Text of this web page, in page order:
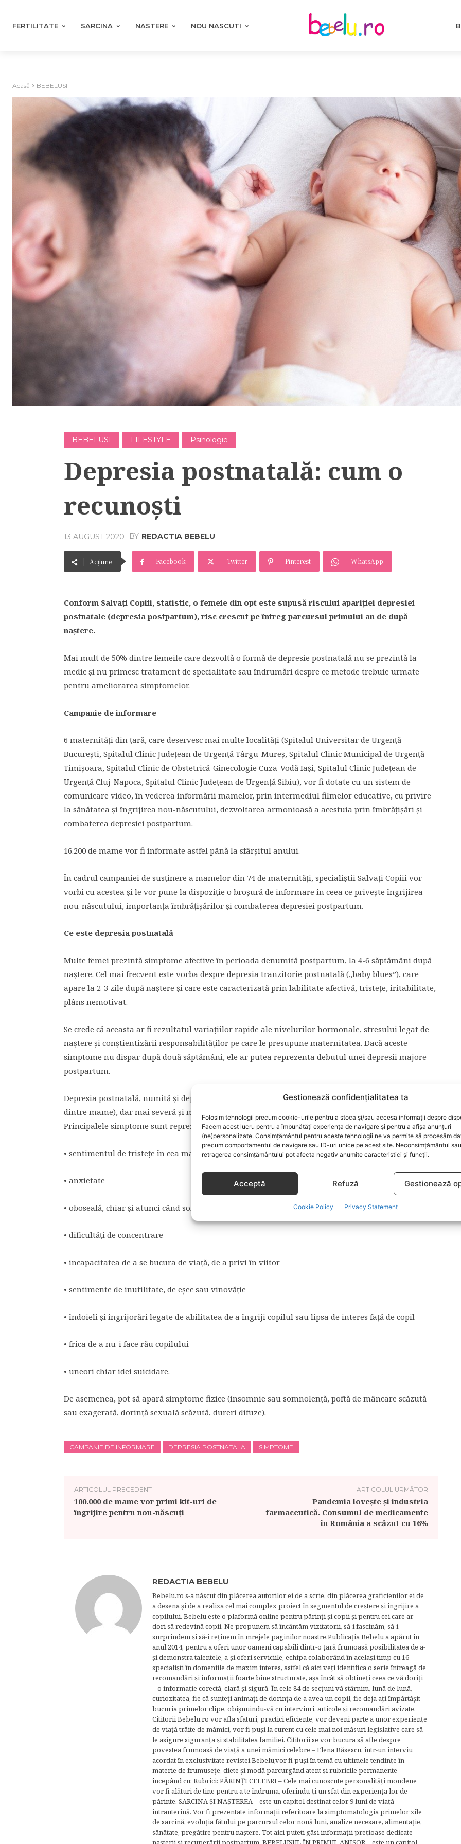
Gestionează confidențialitatea ta
Folosim tehnologii precum cookie-urile pentru a stoca și/sau accesa informații despre
Facem acest lucru pentru a îmbunătăți experiența de navigare și pentru a afișa anunțuri
(ne)personalizate. Consimțământul pentru aceste tehnologii ne va permite să procesăm
precum comportamentul de navigare sau ID-uri unice pe acest site. Neconsimțământul sau
retragerea consimțământului pot afecta negativ anumite caracteristici și funcții.
Acceptă Refuză Gestionează
Cookie Policy Privacy Statement
FERTILITATE SARCINA NASTERE NOU NASCUTI
Acasă BEBELUSI
BEBELUSI LIFESTYLE Psihologie
Depresia postnatală: cum o
recunoști
13 AUGUST 2020 BY REDACTIA BEBELU
Acțiune Facebook Twitter Pinterest WhatsApp
Conform Salvați Copiii, statistic, o femeie din opt este supusă riscului apariției depresiei
postnatale (depresia postpartum), risc crescut pe întreg parcursul primului an de după
naștere.
Mai mult de 50% dintre femeile care dezvoltă o formă de depresie postnatală nu se prezintă la
medic și nu primesc tratament de specialitate sau îndrumări despre ce metode trebuie urmate
pentru ameliorarea simptomelor.
Campanie de informare
6 maternități din țară, care deservesc mai multe localități (Spitalul Universitar de Urgență
București, Spitalul Clinic Județean de Urgență Târgu-Mureș, Spitalul Clinic Municipal de Urgență
Timișoara, Spitalul Clinic de Obstetrică-Ginecologie Cuza-Vodă Iași, Spitalul Clinic Județean de
Urgență Cluj-Napoca, Spitalul Clinic Județean de Urgență Sibiu), vor fi dotate cu un sistem de
comunicare video, în vederea informării mamelor, prin intermediul filmelor educative, cu privire
la sănătatea și îngrijirea nou-născutului, dezvoltarea armonioasă a acestuia prin îmbrățișări și
combaterea depresiei postpartum.
16.200 de mame vor fi informate astfel până la sfârșitul anului.
În cadrul campaniei de susținere a mamelor din 74 de maternități, specialiștii Salvați Copiii vor
vorbi cu acestea și le vor pune la dispoziție o broșură de informare în ceea ce privește îngrijirea
nou-născutului, importanța îmbrățișărilor și combaterea depresiei postpartum.
Ce este depresia postnatală
Multe femei prezintă simptome afective în perioada denumită postpartum, la 4-6 săptămâni după
naştere. Cel mai frecvent este vorba despre depresia tranzitorie postnatală („baby blues”), care
apare la 2-3 zile după naştere şi care este caracterizată prin labilitate afectivă, tristeţe, iritabilitate,
plâns nemotivat.
Se crede că aceasta ar fi rezultatul variaţiilor rapide ale nivelurilor hormonale, stresului legat de
naştere şi conştientizării responsabilităţilor pe care le presupune maternitatea. Dacă aceste
simptome nu dispar după două săptămâni, ele ar putea reprezenta debutul unei depresii majore
postpartum.
Depresia postnatală, numită şi depresie postpartum, este mai puţin frecventă (aproximativ 10-15%
dintre mame), dar mai severă şi mai îndelungată decât depresia tranzitorie postnatală.
Principalele simptome sunt reprezentate de:
• sentimentul de tristeţe în cea mai mare parte a timpului
• anxietate
• oboseală, chiar şi atunci când somnul este suficient
• dificultăţi de concentrare
• incapacitatea de a se bucura de viaţă, de a privi în viitor
• sentimente de inutilitate, de eşec sau vinovăţie
• îndoieli şi îngrijorări legate de abilitatea de a îngriji copilul sau lipsa de interes faţă de copil
• frica de a nu-i face rău copilului
• uneori chiar idei suicidare.
De asemenea, pot să apară simptome fizice (insomnie sau somnolenţă, poftă de mâncare scăzută
sau exagerată, dorinţă sexuală scăzută, dureri difuze).
CAMPANIE DE INFORMARE DEPRESIA POSTNATALA SIMPTOME
ARTICOLUL PRECEDENT
100.000 de mame vor primi kit-uri de
îngrijire pentru nou-născuți
ARTICOLUL URMĂTOR
Pandemia lovește și industria
farmaceutică. Consumul de medicamente
în România a scăzut cu 16%
REDACTIA BEBELU
Bebelu.ro s-a născut din plăcerea autorilor ei de a scrie, din plăcerea graficienilor ei de
a desena şi de a realiza cel mai complex proiect în segmentul de creştere şi îngrijire a
copilului. Bebelu este o plaformă online pentru părinţi şi copii şi pentru cei care ar
dori să redevină copii. Ne propunem să încântăm vizitatorii, să-i fascinăm, să-i
surprindem şi să-i reţinem în mrejele paginilor noastre.​ Publicația Bebelu a apărut în
anul 2014, pentru a oferi unor oameni capabili dintr-o ţară frumoasă posibilitatea de a-
şi demonstra talentele, a-şi oferi serviciile, echipa colaborând în acelaşi timp cu 16
specialişti în domeniile de maxim interes, astfel că aici veţi identifica o serie întreagă de
recomandări şi informaţii foarte bine structurate, aşa încât să obtineţi ceea ce vă doriţi
– o informaţie corectă, clară şi sigură. În cele 84 de secțuni vă stârnim, lună de lună,
curiozitatea, fie că sunteţi animaţi de dorinţa de a avea un copil, fie deja aţi împărtăşit
bucuria primelor clipe, obişnuindu-vă cu interviuri, articole şi recomandări avizate.
Cititorii Bebelu.ro vor afla sfaturi, practici eficiente, vor deveni parte a unor experienţe
de viaţă trăite de mămici, vor fi puşi la curent cu cele mai noi măsuri legislative care să
le asigure siguranţa şi stabilitatea familiei. Cititorii se vor bucura să afle despre
povestea frumoasă de viață a unei mămici celebre – Elena Băsescu, într-un interviu
acordat în exclusivitate revistei Bebelu,vor fi puşi în temă cu ultimele tendinţe în
materie de frumuseţe, diete şi modă parcurgând atent şi rubricile permanente
începând cu: Rubrici: PĂRINŢI CELEBRI – Cele mai cunoscute personalităţi mondene
vor fi alături de tine pentru a te îndruma, oferindu-ţi un sfat din experienţa lor de
părinte. SARCINA ŞI NAŞTEREA – este un capitol destinat celor 9 luni de viaţă
intrauterină. Vor fi prezentate informaţii referitoare la simptomatologia primelor zile
de sarcină, evoluţia fătului pe parcursul celor nouă luni, analize necesare, alimentaţie,
sănătate, pregătire pentru naştere. Tot aici puteti găsi informaţii preţioase dedicate